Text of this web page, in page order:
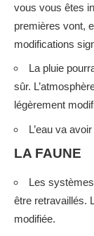
vous vous êtes
premières vont,
modifications
La pluie
sûr.
légèrement
L’eau va
LA FAUNE
Les
être retravaillés.
modifiée.